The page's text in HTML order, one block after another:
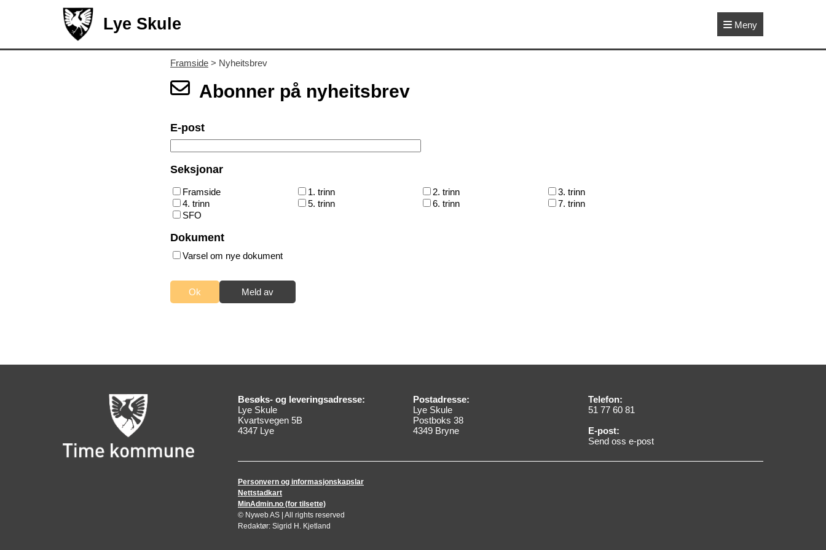
Lye Skule Meny
Framside > Nyheitsbrev
Abonner på nyheitsbrev
E-post
Seksjonar
Framside 1. trinn 2. trinn
3. trinn
4. trinn
5. trinn 6. trinn
7. trinn
SFO
Dokument
Varsel om nye dokument
Meld av
Besøks- og leveringsadresse:
Lye Skule
Kvartsvegen 5B
4347 Lye
Postadresse:
Lye Skule
Postboks 38
4349 Bryne
Telefon:
51 77 60 81
E-post:
Send oss e-post
Personvern og informasjonskapslar
Nettstadkart
MinAdmin.no (for tilsette)
© Nyweb AS | All rights reserved
Redaktør: Sigrid H. Kjetland